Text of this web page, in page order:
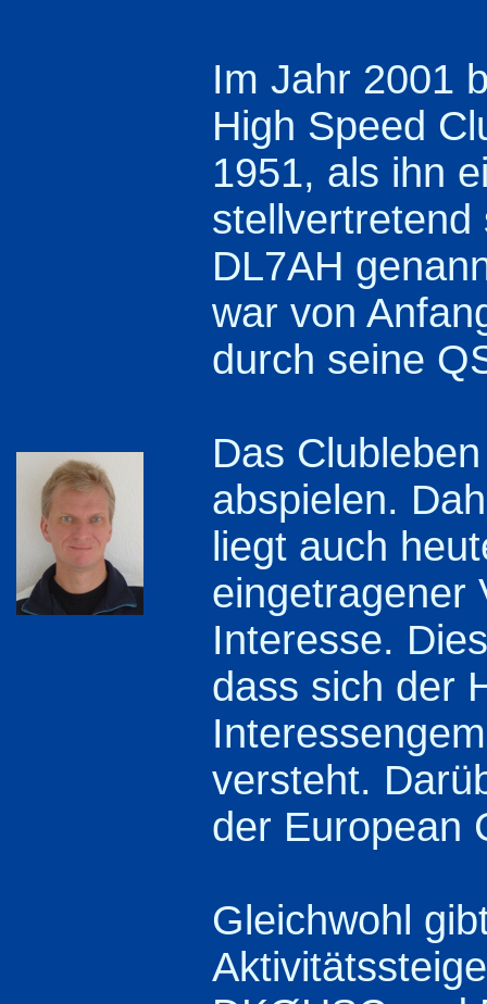
Im Jahr 2001
High Speed
1951, als ihn
stellvertretend
DL7AH
war von
durch seine
Das
abspielen.
liegt auch
eingetragener
Interesse.
dass sich der
versteht.
der European
Gleichwohl